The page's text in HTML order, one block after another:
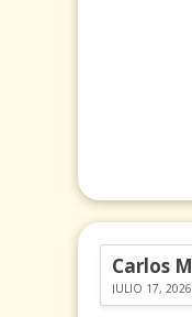
JULIO 17, 2026